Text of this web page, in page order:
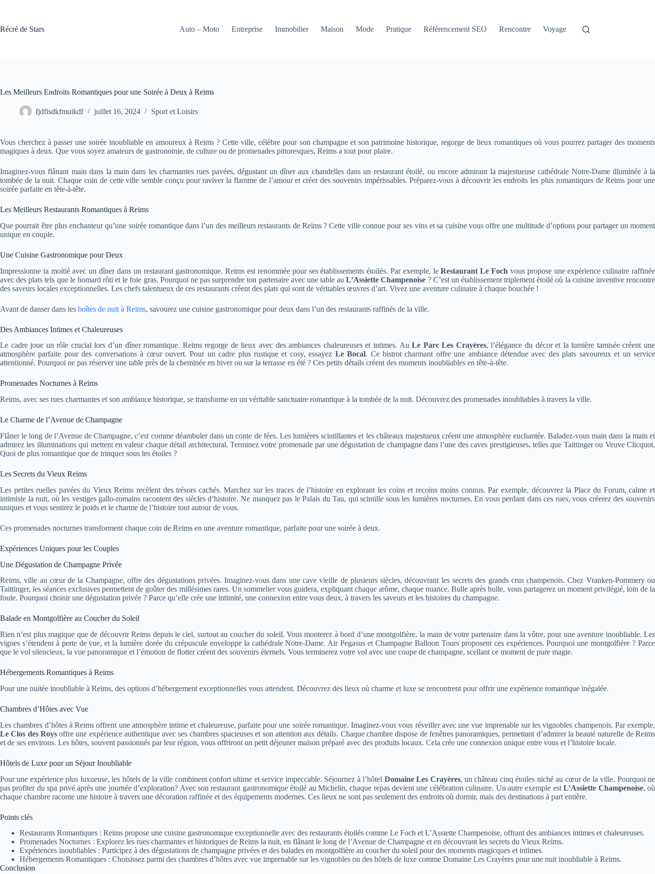
Récré de Stars
Auto – Moto Entreprise Immobilier Maison Mode Pratique Référencement SEO Rencontre Voyage
Les Meilleurs Endroits Romantiques pour une Soirée à Deux à Reims
fjdfisdkfmuikdf juillet 16, 2024 Sport et Loisirs
Vous cherchez à passer une soirée inoubliable en amoureux à Reims ? Cette ville, célèbre pour son champagne et son patrimoine historique, regorge de lieux romantiques où vous pourrez partager des moments
magiques à deux. Que vous soyez amateurs de gastronomie, de culture ou de promenades pittoresques, Reims a tout pour plaire.
Imaginez-vous flânant main dans la main dans les charmantes rues pavées, dégustant un dîner aux chandelles dans un restaurant étoilé, ou encore admirant la majestueuse cathédrale Notre-Dame illuminée à la
tombée de la nuit. Chaque coin de cette ville semble conçu pour raviver la flamme de l’amour et créer des souvenirs impérissables. Préparez-vous à découvrir les endroits les plus romantiques de Reims pour une
soirée parfaite en tête-à-tête.
Les Meilleurs Restaurants Romantiques à Reims
Que pourrait être plus enchanteur qu’une soirée romantique dans l’un des meilleurs restaurants de Reims ? Cette ville connue pour ses vins et sa cuisine vous offre une multitude d’options pour partager un moment
unique en couple.
Une Cuisine Gastronomique pour Deux
Impressionne ta moitié avec un dîner dans un restaurant gastronomique. Reims est renommée pour ses établissements étoilés. Par exemple, leRestaurant Le Foch vous propose une expérience culinaire raffinée
avec des plats tels que le homard rôti et le foie gras. Pourquoi ne pas surprendre ton partenaire avec une table auL’Assiette Champenoise ? C’est un établissement triplement étoilé où la cuisine inventive rencontre
des saveurs locales exceptionnelles. Les chefs talentueux de ces restaurants créent des plats qui sont de véritables œuvres d’art. Vivez une aventure culinaire à chaque bouchée !
Avant de danser dans les boîtes de nuit à Reims, savourez une cuisine gastronomique pour deux dans l’un des restaurants raffinés de la ville.
Des Ambiances Intimes et Chaleureuses
Le cadre joue un rôle crucial lors d’un dîner romantique. Reims regorge de lieux avec des ambiances chaleureuses et intimes. AuLe Parc Les Crayères, l’élégance du décor et la lumière tamisée créent une
atmosphère parfaite pour des conversations à cœur ouvert. Pour un cadre plus rustique et cosy, essayez Le Bocal. Ce bistrot charmant offre une ambiance détendue avec des plats savoureux et un service
attentionné. Pourquoi ne pas réserver une table près de la cheminée en hiver ou sur la terrasse en été ? Ces petits détails créent des moments inoubliables en tête-à-tête.
Promenades Nocturnes à Reims
Reims, avec ses rues charmantes et son ambiance historique, se transforme en un véritable sanctuaire romantique à la tombée de la nuit. Découvrez des promenades inoubliables à travers la ville.
Le Charme de l’Avenue de Champagne
Flâner le long de l’Avenue de Champagne, c’est comme déambuler dans un conte de fées. Les lumières scintillantes et les châteaux majestueux créent une atmosphère enchantée. Baladez-vous main dans la main et
admirez les illuminations qui mettent en valeur chaque détail architectural. Terminez votre promenade par une dégustation de champagne dans l’une des caves prestigieuses, telles que Taittinger ou Veuve Clicquot.
Quoi de plus romantique que de trinquer sous les étoiles ?
Les Secrets du Vieux Reims
Les petites ruelles pavées du Vieux Reims recèlent des trésors cachés. Marchez sur les traces de l’histoire en explorant les coins et recoins moins connus. Par exemple, découvrez la Place du Forum, calme et
intimiste la nuit, où les vestiges gallo-romains racontent des siècles d’histoire. Ne manquez pas le Palais du Tau, qui scintille sous les lumières nocturnes. En vous perdant dans ces rues, vous créerez des souvenirs
uniques et vous sentirez le poids et le charme de l’histoire tout autour de vous.
Ces promenades nocturnes transforment chaque coin de Reims en une aventure romantique, parfaite pour une soirée à deux.
Expériences Uniques pour les Couples
Une Dégustation de Champagne Privée
Reims, ville au cœur de la Champagne, offre des dégustations privées. Imaginez-vous dans une cave vieille de plusieurs siècles, découvrant les secrets des grands crus champenois. Chez Vranken-Pommery ou
Taittinger, les séances exclusives permettent de goûter des millésimes rares. Un sommelier vous guidera, expliquant chaque arôme, chaque nuance. Bulle après bulle, vous partagerez un moment privilégié, loin de la
foule. Pourquoi choisir une dégustation privée ? Parce qu’elle crée une intimité, une connexion entre vous deux, à travers les saveurs et les histoires du champagne.
Balade en Montgolfière au Coucher du Soleil
Rien n’est plus magique que de découvrir Reims depuis le ciel, surtout au coucher du soleil. Vous monterez à bord d’une montgolfière, la main de votre partenaire dans la vôtre, pour une aventure inoubliable. Les
vignes s’étendent à perte de vue, et la lumière dorée du crépuscule enveloppe la cathédrale Notre-Dame. Air Pegasus et Champagne Balloon Tours proposent ces expériences. Pourquoi une montgolfière ? Parce
que le vol silencieux, la vue panoramique et l’émotion de flotter créent des souvenirs éternels. Vous terminerez votre vol avec une coupe de champagne, scellant ce moment de pure magie.
Hébergements Romantiques à Reims
Pour une nuitée inoubliable à Reims, des options d’hébergement exceptionnelles vous attendent. Découvrez des lieux où charme et luxe se rencontrent pour offrir une expérience romantique inégalée.
Chambres d’Hôtes avec Vue
Les chambres d’hôtes à Reims offrent une atmosphère intime et chaleureuse, parfaite pour une soirée romantique. Imaginez-vous vous réveiller avec une vue imprenable sur les vignobles champenois. Par exemple,
Le Clos des Roysoffre une expérience authentique avec ses chambres spacieuses et son attention aux détails. Chaque chambre dispose de fenêtres panoramiques, permettant d’admirer la beauté naturelle de Reims
et de ses environs. Les hôtes, souvent passionnés par leur région, vous offriront un petit déjeuner maison préparé avec des produits locaux. Cela crée une connexion unique entre vous et l’histoire locale.
Hôtels de Luxe pour un Séjour Inoubliable
Pour une expérience plus luxueuse, les hôtels de la ville combinent confort ultime et service impeccable. Séjournez à l’hôtel Domaine Les Crayères, un château cinq étoiles niché au cœur de la ville. Pourquoi ne
pas profiter du spa privé après une journée d’exploration? Avec son restaurant gastronomique étoilé au Michelin, chaque repas devient une célébration culinaire. Un autre exemple estL’Assiette Champenoise, où
chaque chambre raconte une histoire à travers une décoration raffinée et des équipements modernes. Ces lieux ne sont pas seulement des endroits où dormir, mais des destinations à part entière.
Points clés
Restaurants Romantiques : Reims propose une cuisine gastronomique exceptionnelle avec des restaurants étoilés comme Le Foch et L’Assiette Champenoise, offrant des ambiances intimes et chaleureuses.
Promenades Nocturnes : Explorez les rues charmantes et historiques de Reims la nuit, en flânant le long de l’Avenue de Champagne et en découvrant les secrets du Vieux Reims.
Expériences inoubliables : Participez à des dégustations de champagne privées et des balades en montgolfière au coucher du soleil pour des moments magicques et intimes.
Hébergements Romantiques : Choisissez parmi des chambres d’hôtes avec vue imprenable sur les vignobles ou des hôtels de luxe comme Domaine Les Crayères pour une nuit inoubliable à Reims.
Conclusion